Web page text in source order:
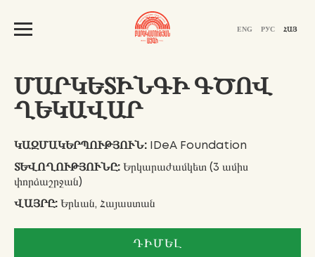
ENG РУС ՀԱՅ
ՄԱՐԿԵՏԻՆԳԻ ԳԾՈՎ
ՂԵԿԱՎԱՐ
ԿԱԶՄԱԿԵՐՊՈՒԹՅՈՒՆ: IDeA Foundation
ՏԵՎՈՂՈՒԹՅՈՒՆԸ: Երկարաժամկետ (3 ամիս
փորձաշրջան)
ՎԱՅՐԸ: Երևան, Հայաստան
ԴԻՄԵԼ